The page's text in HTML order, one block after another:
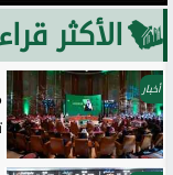
الأكثر
أخبار